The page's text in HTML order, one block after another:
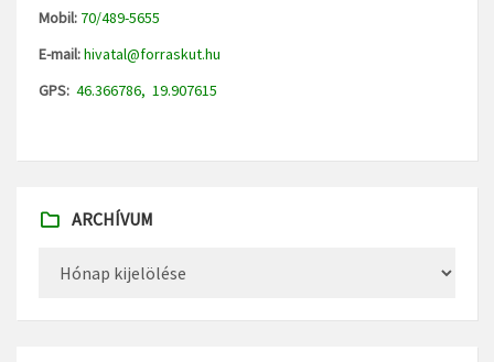
Mobil: 70/489-5655
E-mail:hivatal@forraskut.hu
GPS: 46.366786, 19.907615
ARCHÍVUM